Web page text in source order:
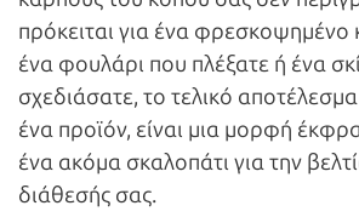
πρόκειται για ένα φρεσκοψημένο
ένα φουλάρι που πλέξατε ή ένα
σχεδιάσατε, το τελικό
ένα προϊόν, είναι μια μορφή
ένα ακόμα σκαλοπάτι για την
διάθεσής σας.